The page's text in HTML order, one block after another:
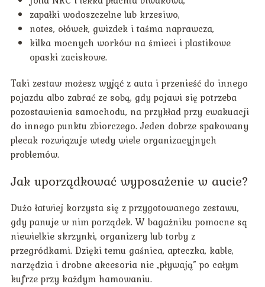
zapałki wodoszczelne lub krzesiwo,
notes, ołówek, gwizdek i taśma naprawcza,
kilka mocnych worków na śmieci i plastikowe
opaski zaciskowe.
Taki zestaw możesz wyjąć z auta i przenieść do innego
pojazdu albo zabrać ze sobą, gdy pojawi się potrzeba
pozostawienia samochodu, na przykład przy ewakuacji
do innego punktu zbiorczego. Jeden dobrze spakowany
plecak rozwiązuje wtedy wiele organizacyjnych
problemów.
Jak uporządkować wyposażenie w aucie?
Dużo łatwiej korzysta się z przygotowanego zestawu,
gdy panuje w nim porządek. W bagażniku pomocne są
niewielkie skrzynki, organizery lub torby z
przegródkami. Dzięki temu gaśnica, apteczka, kable,
narzędzia i drobne akcesoria nie „pływają” po całym
kufrze przy każdym hamowaniu.